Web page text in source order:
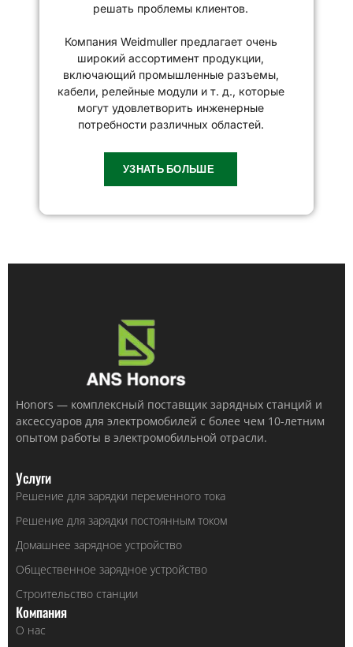
решать проблемы клиентов.
Компания Weidmuller предлагает очень
широкий ассортимент продукции,
включающий промышленные разъемы,
кабели, релейные модули и т. д., которые
могут удовлетворить инженерные
потребности различных областей.
УЗНАТЬ БОЛЬШЕ
Honors — комплексный поставщик зарядных станций и
аксессуаров для электромобилей с более чем 10-летним
опытом работы в электромобильной отрасли.
Услуги
Решение для зарядки переменного тока
Решение для зарядки постоянным током
Домашнее зарядное устройство
Общественное зарядное устройство
Строительство станции
Компания
О нас